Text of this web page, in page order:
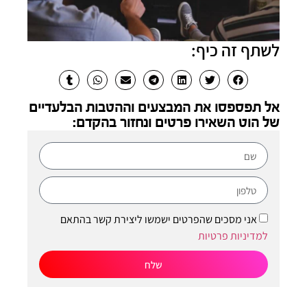
לשתף זה כיף:
אל תפספסו את המבצעים וההטבות הבלעדיים
של הוט השאירו פרטים ונחזור בהקדם:
אני מסכים שהפרטים ישמשו ליצירת קשר בהתאם
למדיניות פרטיות